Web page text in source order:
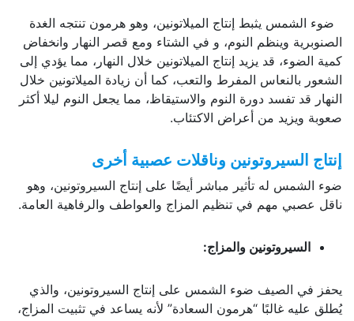
ضوء الشمس يثبط إنتاج الميلاتونين، وهو هرمون تنتجه الغدة
الصنوبرية وينظم النوم، و في الشتاء ومع قصر النهار وانخفاض
كمية الضوء، قد يزيد إنتاج الميلاتونين خلال النهار، مما يؤدي إلى
الشعور بالنعاس المفرط والتعب، كما أن زيادة الميلاتونين خلال
النهار قد تفسد دورة النوم والاستيقاظ، مما يجعل النوم ليلا أكثر
صعوبة ويزيد من أعراض الاكتئاب.
إنتاج السيروتونين وناقلات عصبية أخرى
ضوء الشمس له تأثير مباشر أيضًا على إنتاج السيروتونين، وهو
ناقل عصبي مهم في تنظيم المزاج والعواطف والرفاهية العامة.
السيروتونين والمزاج:
يحفز في الصيف ضوء الشمس على إنتاج السيروتونين، والذي
يُطلق عليه غالبًا “هرمون السعادة” لأنه يساعد في تثبيت المزاج،